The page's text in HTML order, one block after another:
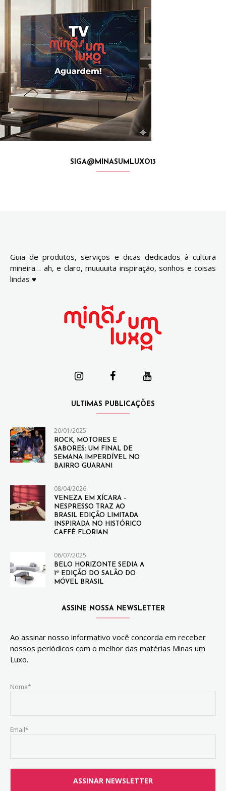
SIGA@MINASUMLUXO13
Guia de produtos, serviços e dicas dedicados à cultura
mineira… ah, e claro, muuuuita inspiração, sonhos e coisas
lindas ♥
ULTIMAS PUBLICAÇÕES
20/01/2025
ROCK, MOTORES E
SABORES: UM FINAL DE
SEMANA IMPERDÍVEL NO
BAIRRO GUARANI
08/04/2026
VENEZA EM XÍCARA –
NESPRESSO TRAZ AO
BRASIL EDIÇÃO LIMITADA
INSPIRADA NO HISTÓRICO
CAFFÈ FLORIAN
06/07/2025
BELO HORIZONTE SEDIA A
1ª EDIÇÃO DO SALÃO DO
MÓVEL BRASIL
ASSINE NOSSA NEWSLETTER
Ao assinar nosso informativo você concorda em receber
nossos periódicos com o melhor das matérias Minas um
Luxo.
Nome*
Email*